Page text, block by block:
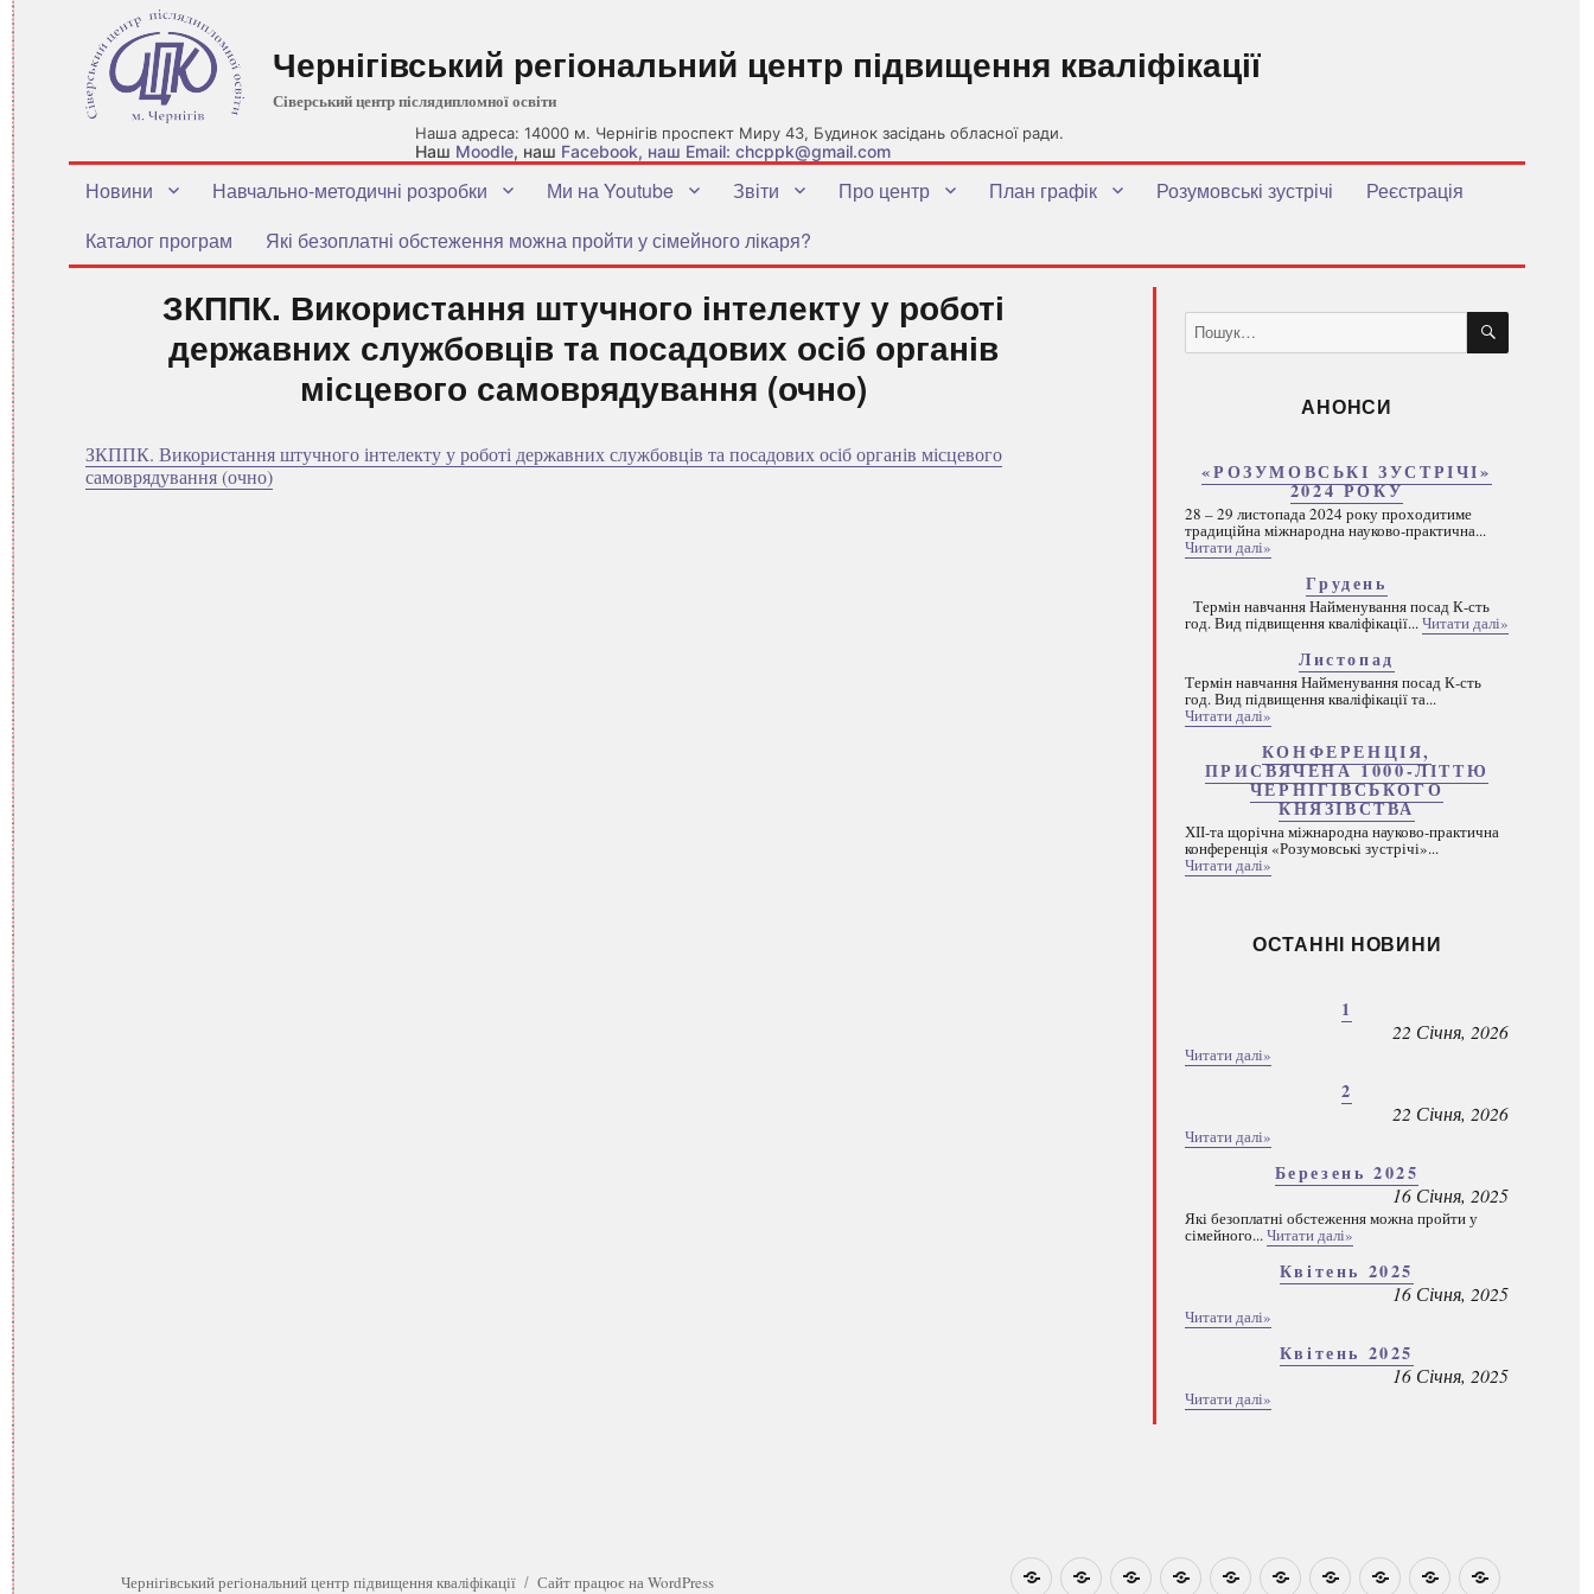
Наша адреса: 14000 м. Чернігів проспект Миру 43, Будинок засідань обласної ради.
Наш Moodle, наш Facebook, наш Email: chcppk@gmail.com
Чернігівський регіональний центр підвищення кваліфікації
Сіверський центр післядипломної освіти
Новини Навчально-методичні розробки Ми на Youtube Звіти Про центр План графік Розумовські зустрічі
Реєстрація
Каталог програм
Які безоплатні обстеження можна пройти у сімейного лікаря?
ЗКППК. Використання штучного інтелекту у роботі
державних службовців та посадових осіб органів
місцевого самоврядування (очно)
ЗКППК. Використання штучного інтелекту у роботі державних службовців та посадових осіб органів місцевого
самоврядування (очно)
Пошук
за
ШУКАТИ
АНОНСИ
«РОЗУМОВСЬКІ ЗУСТРІЧІ»
2024 РОКУ
28 – 29 листопада 2024 року проходитиме
традиційна міжнародна науково-практична...
Читати далі»
Грудень
Термін навчання Найменування посад К-сть
год. Вид підвищення кваліфікації...Читати далі»
Листопад
Термін навчання Найменування посад К-сть
год. Вид підвищення кваліфікації та...
Читати далі»
КОНФЕРЕНЦІЯ,
ПРИСВЯЧЕНА 1000-ЛІТТЮ
ЧЕРНІГІВСЬКОГО
КНЯЗІВСТВА
ХІІ-та щорічна міжнародна науково-практична
конференція «Розумовські зустрічі»...
Читати далі»
ОСТАННІ НОВИНИ
1
22 Січня, 2026
Читати далі»
2
22 Січня, 2026
Читати далі»
Березень 2025
16 Січня, 2025
Які безоплатні обстеження можна пройти у
сімейного...Читати далі»
Квітень 2025
16 Січня, 2025
Читати далі»
Квітень 2025
16 Січня, 2025
Читати далі»
НовиниНавчально-
Ми
Звіти Про
План Розумовські
Реєстрація
КаталогЯкі
Чернігівський регіональний центр підвищення кваліфікації Сайт працює на WordPress